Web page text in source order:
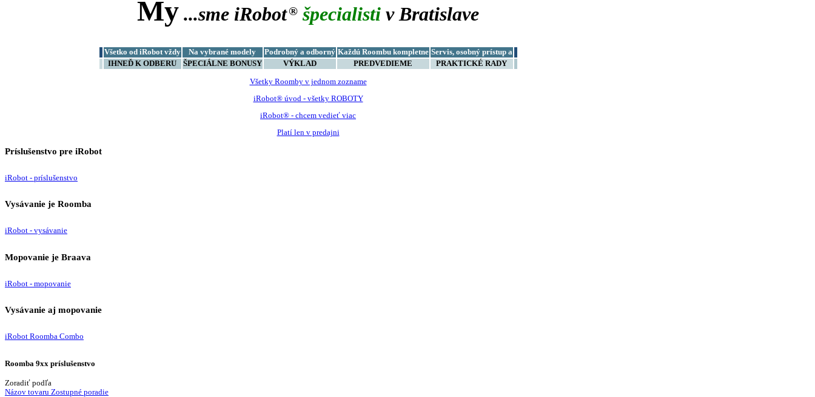
My ...sme iRobot® špecialisti v Bratislave
Všetko od iRobot vždy Na vybrané modely Podrobný a odborný Každú Roombu kompletne Servis, osobný prístup a
IHNEĎ K ODBERU
ŠPECIÁLNE BONUSY VÝKLAD PREDVEDIEME PRAKTICKÉ RADY
Všetky Roomby v jednom zozname
iRobot® úvod - všetky ROBOTY
iRobot® - chcem vedieť viac
Platí len v predajni
Príslušenstvo pre iRobot
iRobot - príslušenstvo
Vysávanie je Roomba
iRobot - vysávanie
Mopovanie je Braava
iRobot - mopovanie
Vysávanie aj mopovanie
iRobot Roomba Combo
Roomba 9xx príslušenstvo
Zoradiť podľa
Názov tovaru Zostupné poradie